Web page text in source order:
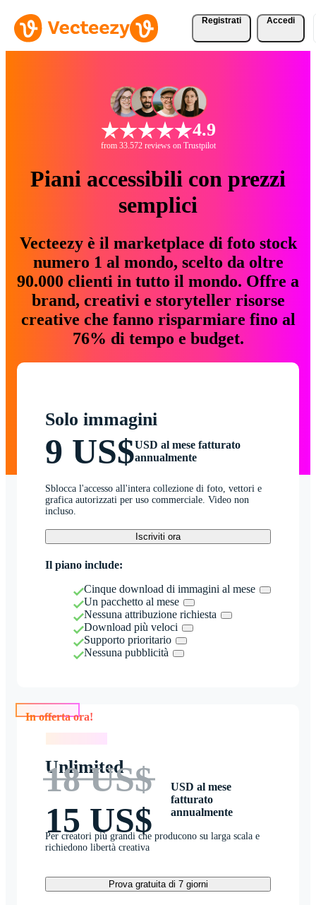
Registrati Accedi
4.9
from 33.572 reviews on Trustpilot
Piani accessibili con prezzi
semplici
Vecteezy è il marketplace di foto stock
numero 1 al mondo, scelto da oltre
90.000 clienti in tutto il mondo. Offre a
brand, creativi e storyteller risorse
creative che fanno risparmiare fino al
76% di tempo e budget.
Solo immagini
9 US$USD al mese fatturato
annualmente
Sblocca l'accesso all'intera collezione di foto, vettori e
grafica autorizzati per uso commerciale. Video non
incluso.
Iscriviti ora
Il piano include:
Cinque download di immagini al mese
Un pacchetto al mese
Nessuna attribuzione richiesta
Download più veloci
Supporto prioritario
Nessuna pubblicità
Unlimited
18 US$
15 US$
USD al mese
fatturato
annualmente
Per creatori più grandi che producono su larga scala e
richiedono libertà creativa
Prova gratuita di 7 giorni